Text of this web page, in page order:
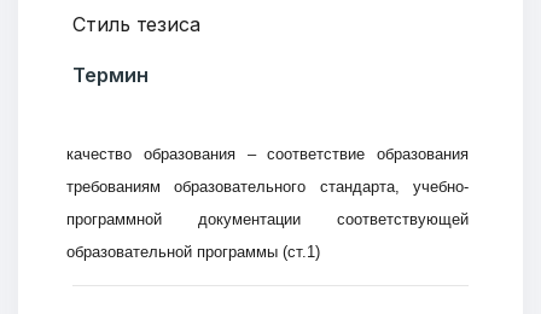
Стиль тезиса
Термин
качество образования – соответствие образования
требованиям образовательного стандарта, учебно-
программной документации соответствующей
образовательной программы (ст.1)